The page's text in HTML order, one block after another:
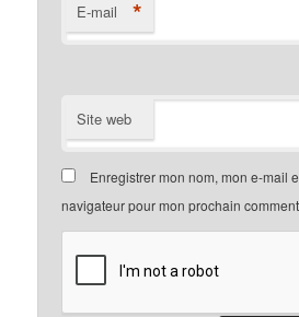
E-mail *
Site web
Enregistrer mon nom, mon e-mail
navigateur pour mon prochain